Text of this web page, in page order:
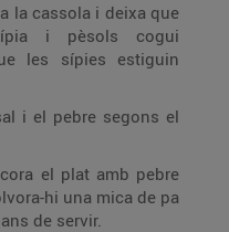
la cassola i deixa que
i pèsols cogui
les sípies estiguin
i el pebre segons el
el plat amb pebre
hi una mica de pa
de servir.